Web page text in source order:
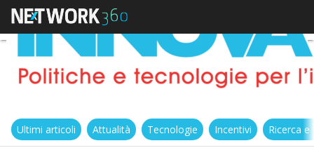
Ultimi articoli Attualità Tecnologie Incentivi Ricerca